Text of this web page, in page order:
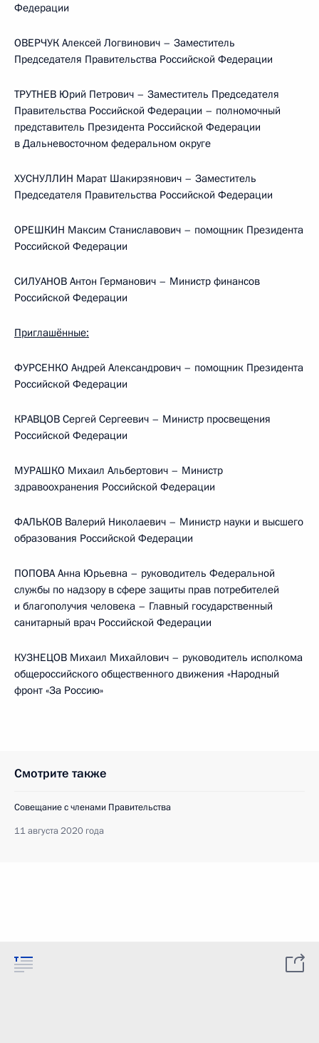
Федерации
ОВЕРЧУК Алексей Логвинович – Заместитель
Председателя Правительства Российской Федерации
ТРУТНЕВ Юрий Петрович – Заместитель Председателя
Правительства Российской Федерации – полномочный
представитель Президента Российской Федерации
в Дальневосточном федеральном округе
ХУСНУЛЛИН Марат Шакирзянович – Заместитель
Председателя Правительства Российской Федерации
ОРЕШКИН Максим Станиславович – помощник Президента
Российской Федерации
СИЛУАНОВ Антон Германович – Министр финансов
Российской Федерации
Приглашённые:
ФУРСЕНКО Андрей Александрович – помощник Президента
Российской Федерации
КРАВЦОВ Сергей Сергеевич – Министр просвещения
Российской Федерации
МУРАШКО Михаил Альбертович – Министр
здравоохранения Российской Федерации
ФАЛЬКОВ Валерий Николаевич – Министр науки и высшего
образования Российской Федерации
ПОПОВА Анна Юрьевна – руководитель Федеральной
службы по надзору в сфере защиты прав потребителей
и благополучия человека – Главный государственный
санитарный врач Российской Федерации
КУЗНЕЦОВ Михаил Михайлович – руководитель исполкома
общероссийского общественного движения «Народный
фронт «За Россию»
Смотрите также
Совещание с членами Правительства
11 августа 2020 года